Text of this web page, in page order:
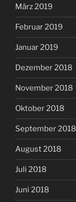
März 2019
Februar 2019
Januar 2019
Dezember 2018
November 2018
Oktober 2018
September 2018
August 2018
Juli 2018
Juni 2018